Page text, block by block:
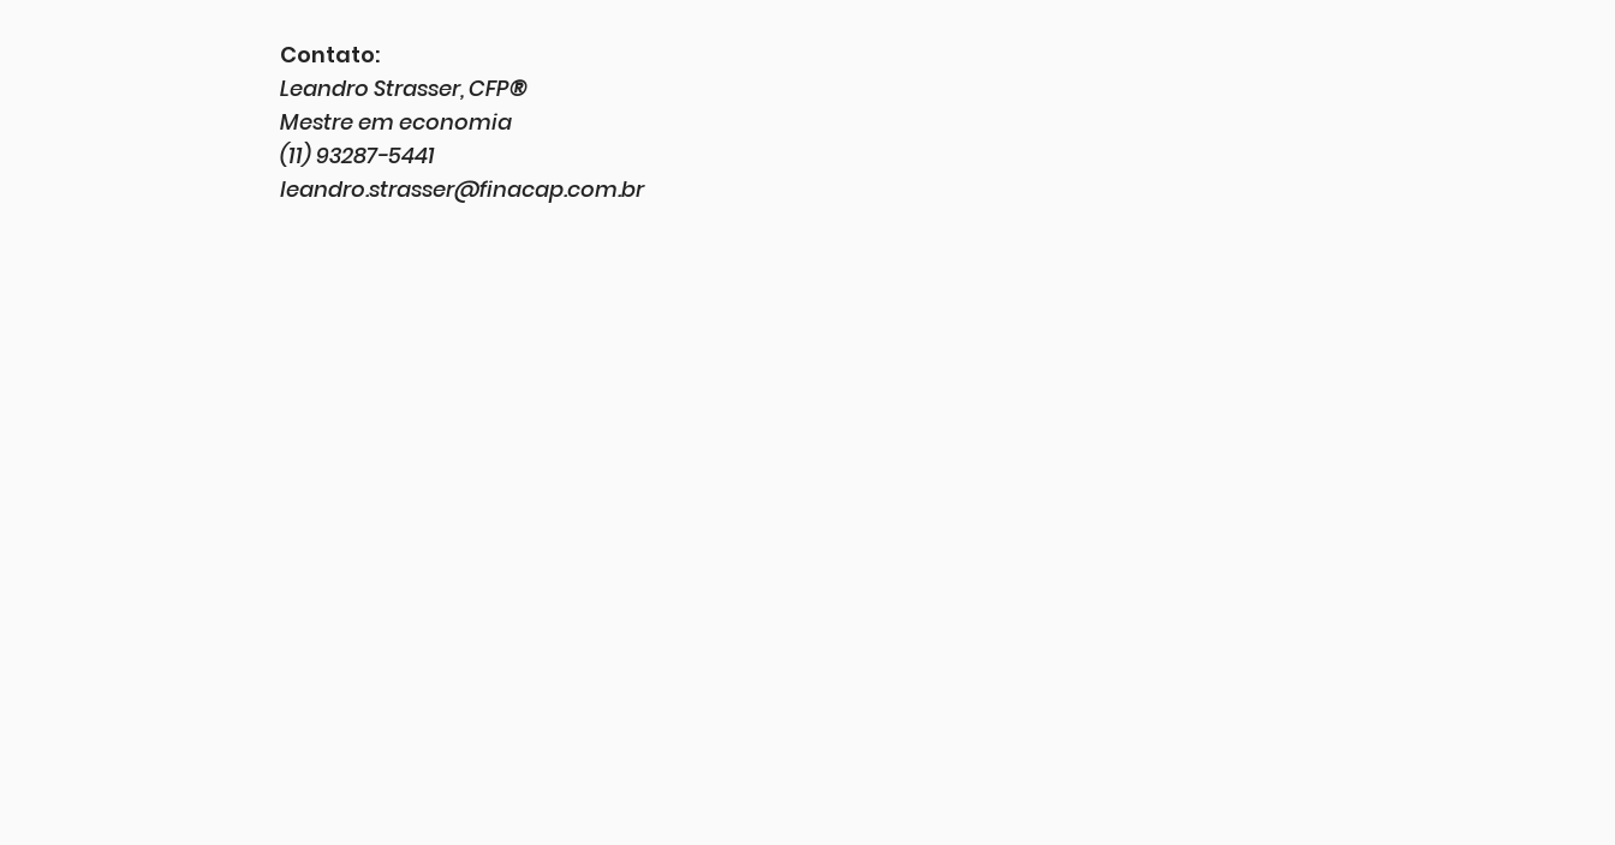
Contato:
Leandro Strasser, CFP®
Mestre em economia
(11) 93287-5441
leandro.strasser@finacap.com.br